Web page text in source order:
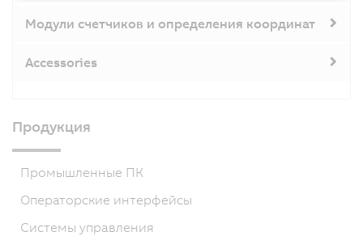
Модули счетчиков и определения координат
Accessories
Продукция
Промышленные ПК
Операторские интерфейсы
Системы управления